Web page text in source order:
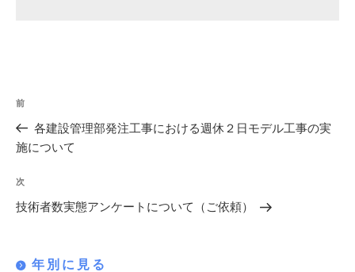
投
稿
ナ
ビ
ゲ
シ
過
去
の
稿
前
各建設管理部発注工事における週休２日モデル工事の実
施について
次
の
次
技術者数実態アンケートについて（ご依頼）
年別に見る